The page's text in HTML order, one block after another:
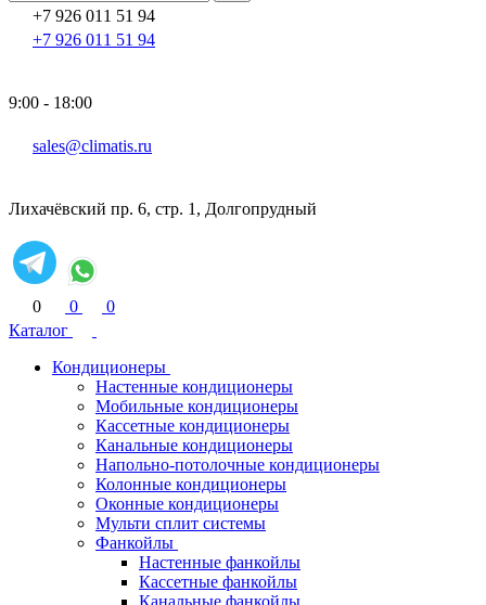
+7 926 011 51 94
+7 926 011 51 94
9:00 - 18:00
sales@climatis.ru
Лихачёвский пр. 6, стр. 1, Долгопрудный
0 0
0
Каталог
Кондиционеры
Настенные кондиционеры
Мобильные кондиционеры
Кассетные кондиционеры
Канальные кондиционеры
Напольно-потолочные кондиционеры
Колонные кондиционеры
Оконные кондиционеры
Мульти сплит системы
Фанкойлы
Настенные фанкойлы
Кассетные фанкойлы
Канальные фанкойлы